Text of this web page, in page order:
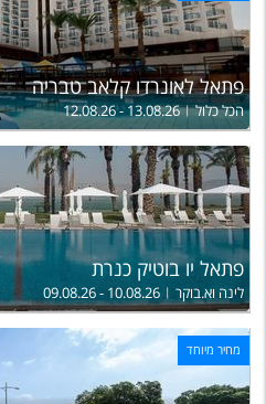
פתאל לאונרדו קלאב טבריה
הכל כלול 12.08.26 - 13.08.26
פתאל יו בוטיק כנרת
לינה וא.בוקר 09.08.26 - 10.08.26
מחיר מיוחד